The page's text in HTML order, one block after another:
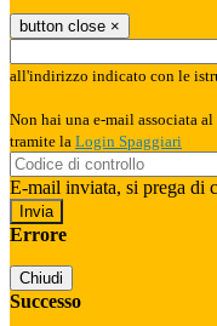
button close ×
all'indirizzo indicato con le
Non hai una e-mail associata
tramite la Login Spaggiari
E-mail inviata, si prega di
Errore
Chiudi
Successo